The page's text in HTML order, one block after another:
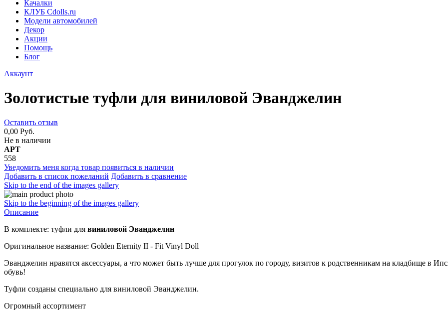
Качалки
КЛУБ Cdolls.ru
Модели автомобилей
Декор
Акции
Помощь
Блог
Аккаунт
Золотистые туфли для виниловой Эванджелин
Оставить отзыв
0,00 Руб.
Не в наличии
АРТ
558
Уведомить меня когда товар появиться в наличии
Добавить в список пожеланий Добавить в сравнение
Skip to the end of the images gallery
Skip to the beginning of the images gallery
Описание
В комплекте: туфли для виниловой Эванджелин
Оригинальное название: Golden Eternity II - Fit Vinyl Doll
Эванджелин нравятся аксессуары, а что может быть лучше для прогулок по городу, визитов к родственникам на кладбище в
обувь!
Туфли созданы специально для виниловой Эванджелин.
Огромный ассортимент